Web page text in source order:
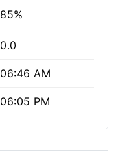
85%
0.0
06:46 AM
06:05 PM